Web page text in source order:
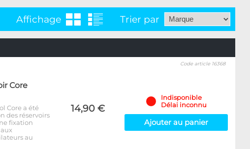
Affichage Trier par
Core
Core a été
des réservoirs
fixation
au
14,90 €
Code article 16368
Indisponible
Délai inconnu
Ajouter au panier